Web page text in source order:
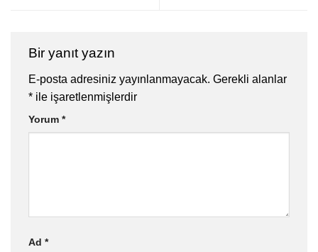
Bir yanıt yazın
E-posta adresiniz yayınlanmayacak. Gerekli alanlar
* ile işaretlenmişlerdir
Yorum *
Ad *